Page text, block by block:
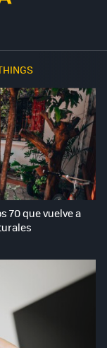
70 que vuelve a